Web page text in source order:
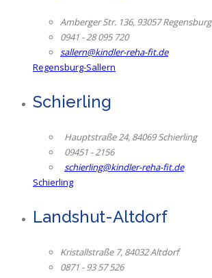
Amberger Str. 136, 93057 Regensburg
0941 - 28 095 720
sallern@kindler-reha-fit.de
Regensburg-Sallern
Schierling
Hauptstraße 24, 84069 Schierling
09451 - 2156
schierling@kindler-reha-fit.de
Schierling
Landshut-Altdorf
Kristallstraße 7, 84032 Altdorf
0871 - 93 57 526